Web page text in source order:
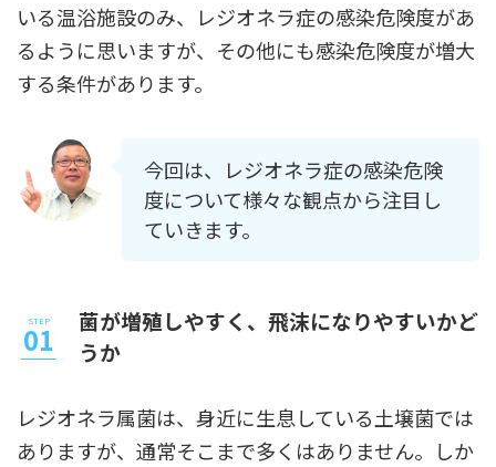
いる温浴施設のみ、レジオネラ症の感染危険度があ
るように思いますが、その他にも感染危険度が増大
する条件があります。
今回は、レジオネラ症の感染危険
度について様々な観点から注目し
ていきます。
菌が増殖しやすく、飛沫になりやすいかど
うか
レジオネラ属菌は、身近に生息している土壌菌では
ありますが、通常そこまで多くはありません。しか